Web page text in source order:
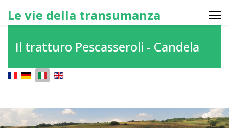
Le vie della transumanza
Il tratturo Pescasseroli - Candela
Seleziona la tua lingua